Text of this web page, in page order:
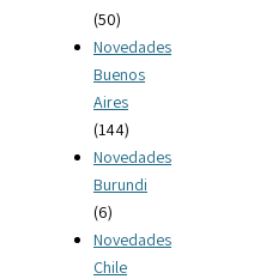
(50)
Novedades
Buenos
Aires
(144)
Novedades
Burundi
(6)
Novedades
Chile